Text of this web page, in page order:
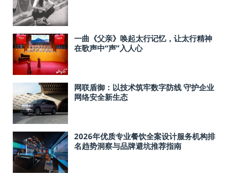
一曲《父亲》唤起太行记忆，让太行精神
在歌声中“声”入人心
网联盾御：以技术筑牢数字防线 守护企业
网络安全新生态
2026年优质专业餐饮全案设计服务机构排
名趋势洞察与品牌避坑推荐指南